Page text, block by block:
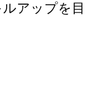
アップを目